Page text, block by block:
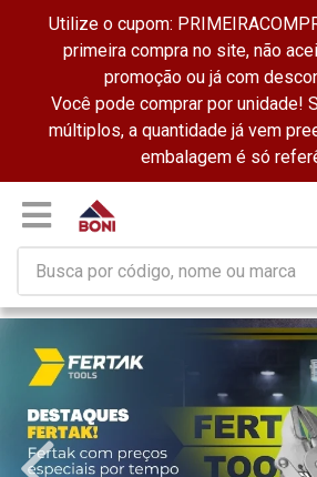
Utilize o cupom:
primeira compra no site, não
promoção ou já com
Você pode comprar por unidade!
múltiplos, a quantidade já vem
embalagem é só